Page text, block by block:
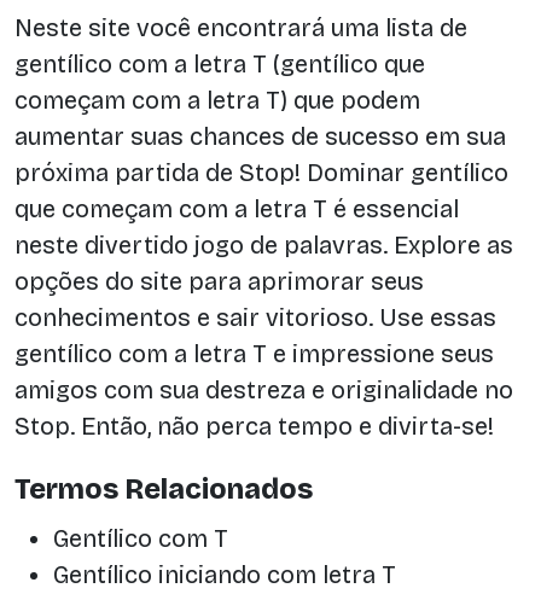
Neste site você encontrará uma lista de
gentílico com a letra T (gentílico que
começam com a letra T) que podem
aumentar suas chances de sucesso em sua
próxima partida de Stop! Dominar gentílico
que começam com a letra T é essencial
neste divertido jogo de palavras. Explore as
opções do site para aprimorar seus
conhecimentos e sair vitorioso. Use essas
gentílico com a letra T e impressione seus
amigos com sua destreza e originalidade no
Stop. Então, não perca tempo e divirta-se!
Termos Relacionados
Gentílico com T
Gentílico iniciando com letra T